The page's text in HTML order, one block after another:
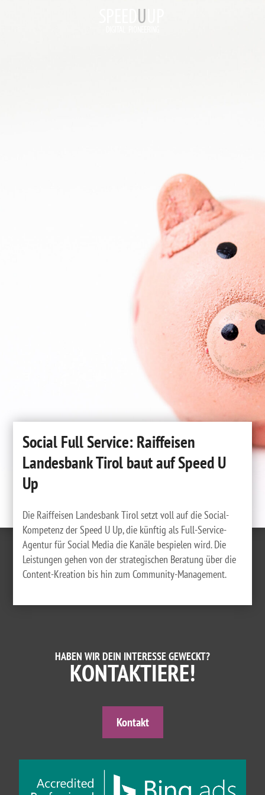
Social Full Service: Raiffeisen
Landesbank Tirol baut auf Speed U
Up
Die Raiffeisen Landesbank Tirol setzt voll auf die Social-
Kompetenz der Speed U Up, die künftig als Full-Service-
Agentur für Social Media die Kanäle bespielen wird. Die
Leistungen gehen von der strategischen Beratung über die
Content-Kreation bis hin zum Community-Management.
HABEN WIR DEIN INTERESSE GEWECKT?
KONTAKTIERE!
Kontakt